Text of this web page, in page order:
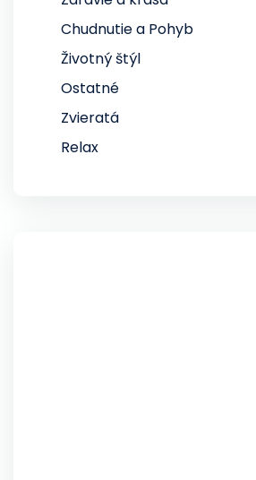
Chudnutie a Pohyb
Životný štýl
Ostatné
Zvieratá
Relax